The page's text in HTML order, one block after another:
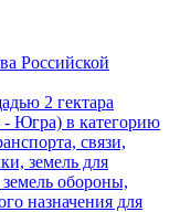
Российской
2 гектара
Югра) в категорию
связи,
земель для
земель обороны,
назначения для